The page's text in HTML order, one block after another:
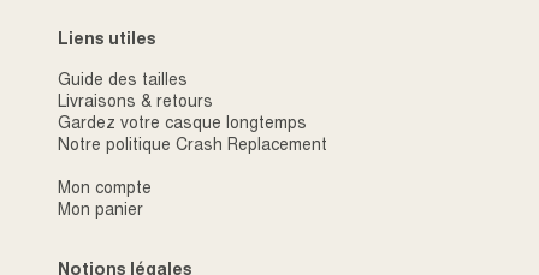
Liens utiles
Guide des tailles
Livraisons & retours
Gardez votre casque longtemps
Notre politique Crash Replacement
Mon compte
Mon panier
Notions légales